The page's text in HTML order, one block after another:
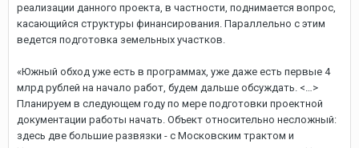
реализации данного проекта, в частности, поднимается вопрос,
касающийся структуры финансирования. Параллельно с этим
ведется подготовка земельных участков.
«Южный обход уже есть в программах, уже даже есть первые 4
млрд рублей на начало работ, будем дальше обсуждать. <…>
Планируем в следующем году по мере подготовки проектной
документации работы начать. Объект относительно несложный:
здесь две большие развязки - с Московским трактом и